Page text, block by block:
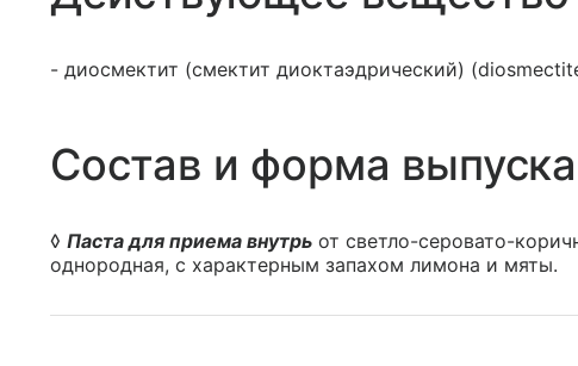
- диосмектит (смектит диоктаэдрический)
Состав и форма
◊ Паста для приема внутрь от светло-серовато-
однородная, с характерным запахом лимона и мяты.